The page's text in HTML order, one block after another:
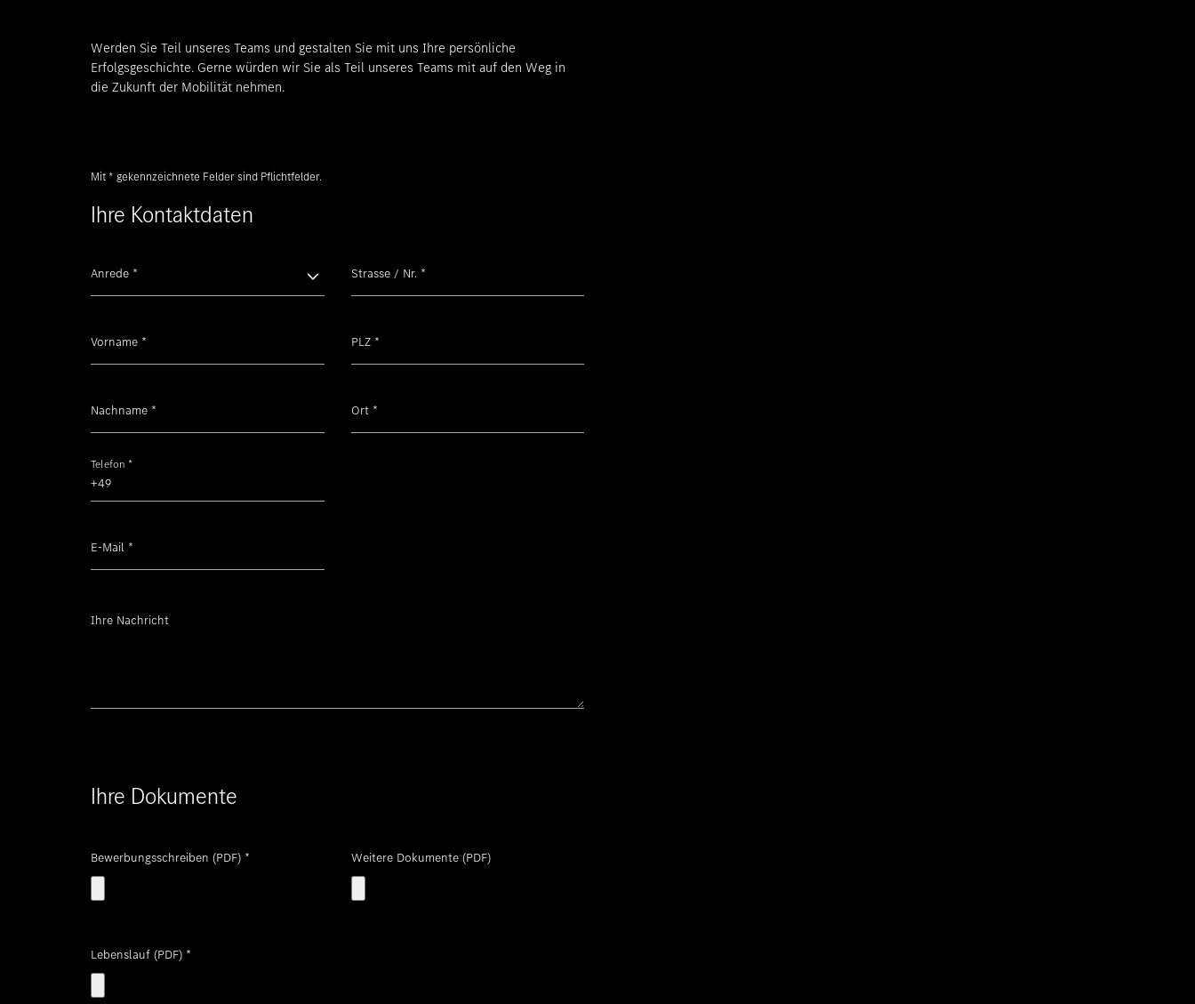
Werden Sie Teil unseres Teams und gestalten Sie mit uns Ihre persönliche
Erfolgsgeschichte. Gerne würden wir Sie als Teil unseres Teams mit auf den Weg in
die Zukunft der Mobilität nehmen.
Mit * gekennzeichnete Felder sind Pflichtfelder.
Ihre Kontaktdaten
Anrede *
Vorname *
Nachname *
Telefon *
E-Mail *
Strasse / Nr. *
PLZ *
Ort *
Ihre Nachricht
Ihre Dokumente
Bewerbungsschreiben (PDF) *
Lebenslauf (PDF) *
Weitere Dokumente (PDF)